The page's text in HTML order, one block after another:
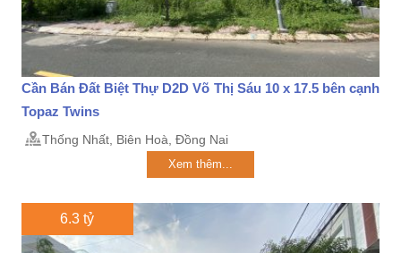
Cần Bán Đất Biệt Thự D2D Võ Thị Sáu 10 x 17.5 bên cạnh
Topaz Twins
Thống Nhất, Biên Hoà, Đồng Nai
Xem thêm...
6.3 tỷ